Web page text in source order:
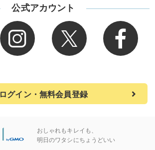
公式アカウント
ログイン・無料会員登録
おしゃれもキレイも、
明日のワタシにちょうどいい